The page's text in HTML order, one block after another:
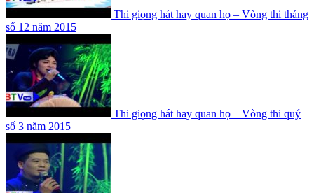
Thi giọng hát hay quan họ – Vòng thi tháng
số 12 năm 2015
Thi giọng hát hay quan họ – Vòng thi quý
số 3 năm 2015